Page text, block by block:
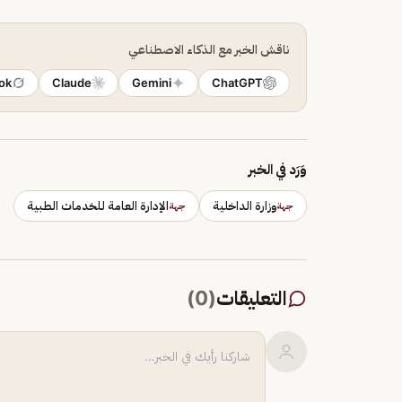
ناقش الخبر مع الذكاء الاصطناعي
ChatGPT
Gemini
Claude
وَرَد في الخبر
جهةوزارة الداخلية جهةالإدارة العامة للخدمات الطبية
التعليقات(
0
)